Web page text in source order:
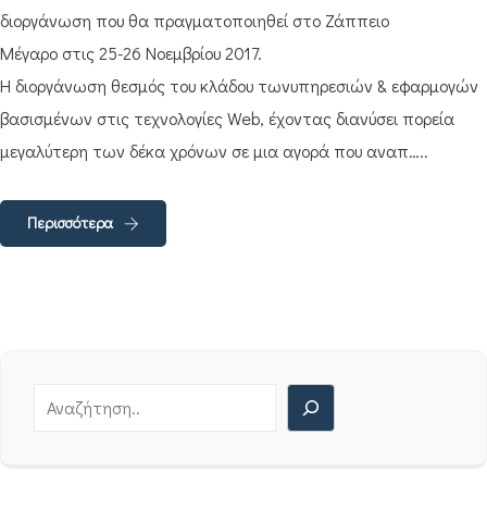
διοργάνωση που θα πραγματοποιηθεί στο Ζάππειο
Μέγαρο στις 25-26 Νοεμβρίου 2017.
Η διοργάνωση θεσμός του κλάδου τωνυπηρεσιών & εφαρμογών
βασισμένων στις τεχνολογίες Web, έχοντας διανύσει πορεία
μεγαλύτερη των δέκα χρόνων σε μια αγορά που αναπ…..
Περισσότερα